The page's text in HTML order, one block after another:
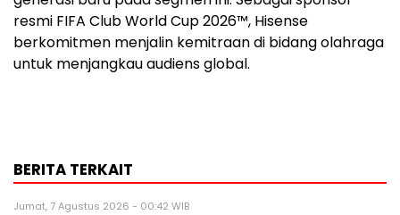
resmi FIFA Club World Cup 2026™, Hisense
berkomitmen menjalin kemitraan di bidang olahraga
untuk menjangkau audiens global.
BERITA TERKAIT
Jumat, 7 Agustus 2026 - 00:42 WIB